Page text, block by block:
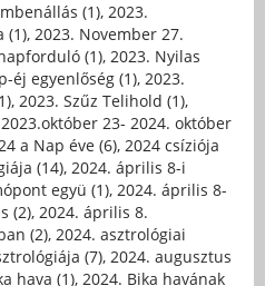
(1), 2023.
(1), 2023. November 27.
(1), 2023. Nyilas
éj egyenlőség (1), 2023.
, 2023. Szűz Telihold (1),
2023.október 23- 2024. október
a Nap éve (6), 2024 csíziója
(14), 2024. április 8-i
együ (1), 2024. április 8-
(2), 2024. április 8.
(2), 2024. asztrológiai
(7), 2024. augusztus
hava (1), 2024. Bika havának